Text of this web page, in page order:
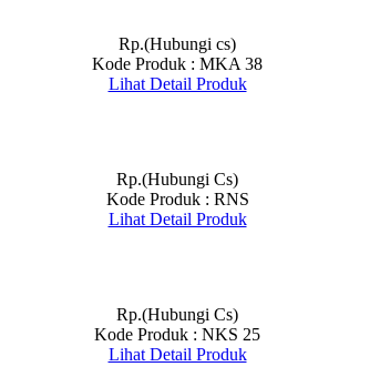
Rp.(Hubungi cs)
Kode Produk : MKA 38
Lihat Detail Produk
Rp.(Hubungi Cs)
Kode Produk : RNS
Lihat Detail Produk
Rp.(Hubungi Cs)
Kode Produk : NKS 25
Lihat Detail Produk